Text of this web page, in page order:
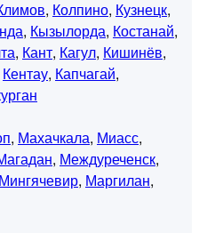
, Колпино, Кузнецк,
, Кызылорда, Костанай,
, Кант, Кагул, Кишинёв,
Кентау, Капчагай,
, Махачкала, Миасс,
, Междуреченск,
Мингячевир, Маргилан,